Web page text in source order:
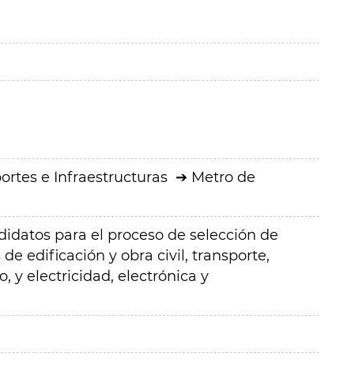
e Infraestructuras
Metro de
para el proceso de selección de
edificación y obra civil, transporte,
y electricidad, electrónica y